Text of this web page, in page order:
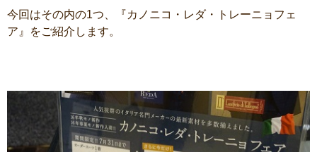
今回はその内の1つ、『カノニコ・レダ・トレーニョフェ
ア』をご紹介します。